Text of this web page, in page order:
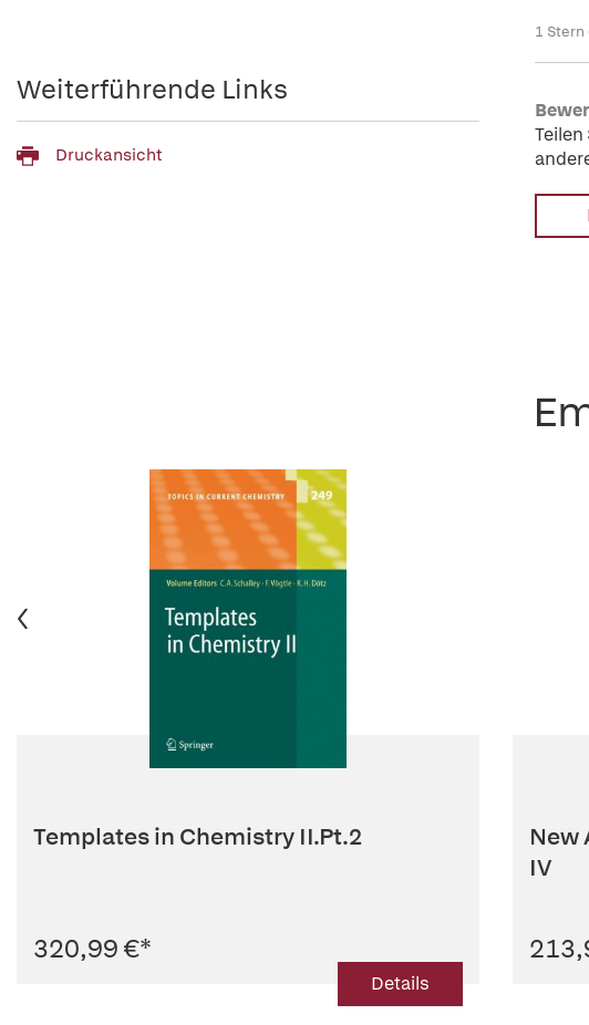
1 Stern
Weiterführende Links
Druckansicht
Templates in Chemistry II.Pt.2
320,99 €*
Details
New
IV